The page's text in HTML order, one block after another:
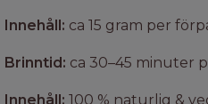
Innehåll: ca 15 gram per
Brinntid: ca 30–45 minuter
Innehåll: 100 % naturlig &